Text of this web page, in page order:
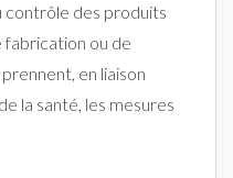
contrôle des produits
fabrication ou de
en liaison
la santé, les mesures